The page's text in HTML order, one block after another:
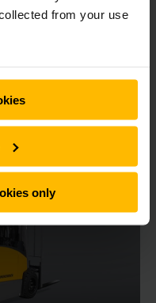
from your use
only